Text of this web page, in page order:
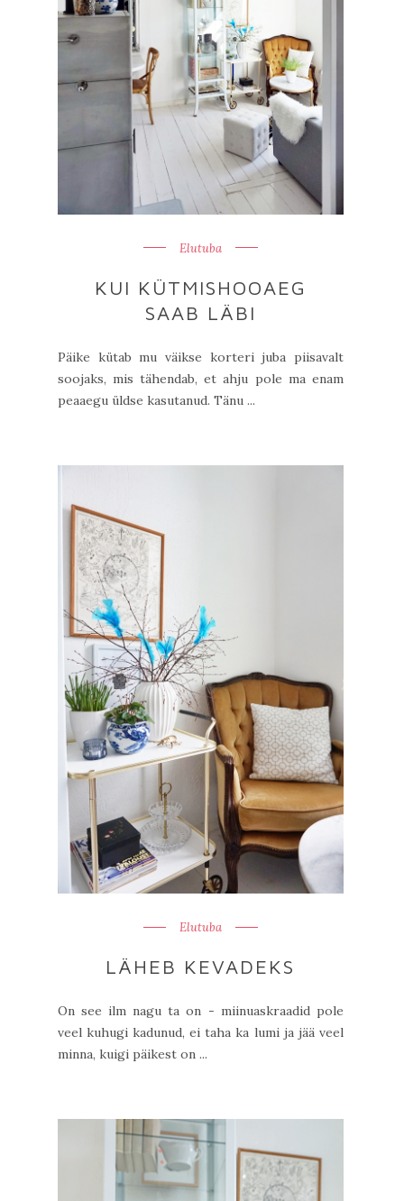
Elutuba
KUI KÜTMISHOOAEG
SAAB LÄBI
Päike kütab mu väikse korteri juba piisavalt
soojaks, mis tähendab, et ahju pole ma enam
peaaegu üldse kasutanud. Tänu ...
Elutuba
LÄHEB KEVADEKS
On see ilm nagu ta on - miinuaskraadid pole
veel kuhugi kadunud, ei taha ka lumi ja jää veel
minna, kuigi päikest on ...